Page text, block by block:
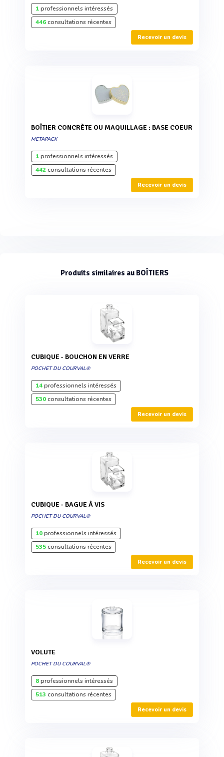
1professionnels intéressés
446consultations récentes
Recevoir un devis
BOÎTIER CONCRÈTE OU MAQUILLAGE : BASE COEUR
METAPACK
1professionnels intéressés
442consultations récentes
Recevoir un devis
Produits similaires au BOÎTIERS
CUBIQUE - BOUCHON EN VERRE
POCHET DU COURVAL®
14professionnels intéressés
530consultations récentes
Recevoir un devis
CUBIQUE - BAGUE À VIS
POCHET DU COURVAL®
10professionnels intéressés
535consultations récentes
Recevoir un devis
VOLUTE
POCHET DU COURVAL®
8professionnels intéressés
513 consultations récentes
Recevoir un devis